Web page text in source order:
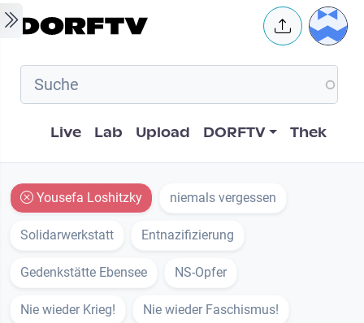
Skip to main content User
Hauptnavigation
Live Lab Upload DORFTV Thek
Yousefa Loshitzky niemals vergessen
Solidarwerkstatt Entnazifizierung
Gedenkstätte Ebensee NS-Opfer
Nie wieder Krieg! Nie wieder Faschismus!